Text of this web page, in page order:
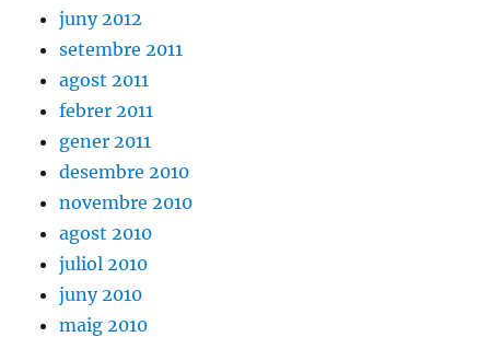
juny 2012
setembre 2011
agost 2011
febrer 2011
gener 2011
desembre 2010
novembre 2010
agost 2010
juliol 2010
juny 2010
maig 2010